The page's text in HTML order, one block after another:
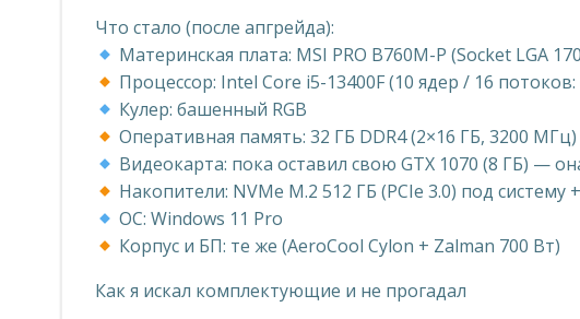
Что стало (после апгрейда):
Материнская плата: MSI PRO B760M-P (Socket LGA
Процессор: Intel Core i5-13400F (10 ядер / 16
Кулер: башенный RGB
Оперативная память: 32 ГБ DDR4 (2×16 ГБ, 3200 МГц)
Видеокарта: пока оставил свою GTX 1070 (8 ГБ) —
Накопители: NVMe M.2 512 ГБ (PCIe 3.0) под систему
ОС: Windows 11 Pro
Корпус и БП: те же (AeroCool Cylon + Zalman 700 Вт)
Как я искал комплектующие и не прогадал